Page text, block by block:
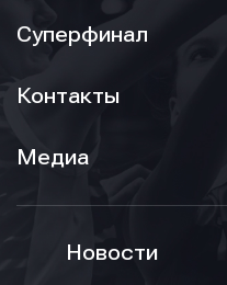
Суперфинал
Контакты
Медиа
Новости